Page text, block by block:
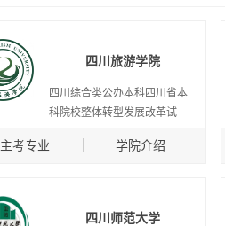
四川旅游学院
四川综合类公办本科四川省本
科院校整体转型发展改革试
主考专业 学院介绍
四川师范大学